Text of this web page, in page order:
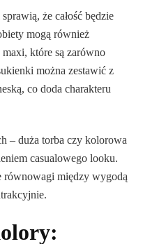
że całość będzie
mogą również
które są zarówno
można zestawić z
co doda charakteru
– duża torba czy kolorowa
casualowego looku.
równowagi między wygodą